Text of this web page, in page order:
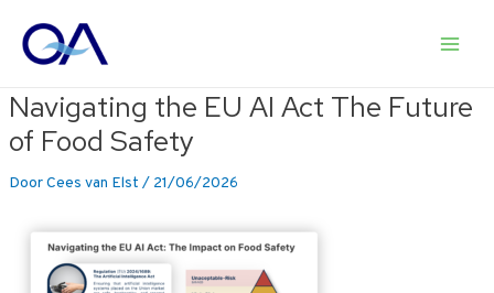
naar
Navigating the EU AI Act The Future
of Food Safety
DoorCees van Elst / 21/06/2026